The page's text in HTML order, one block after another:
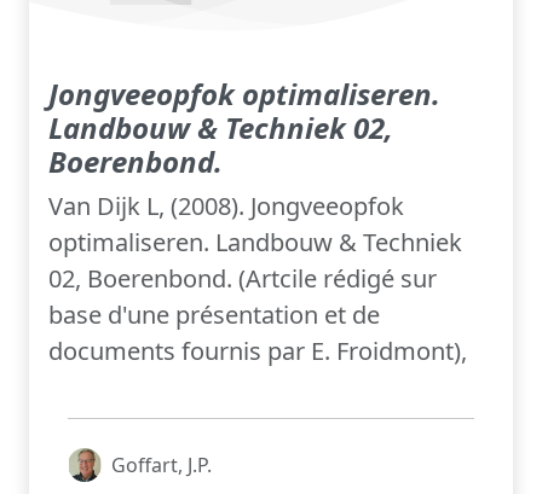
Jongveeopfok optimaliseren.
Landbouw & Techniek 02,
Boerenbond.
Van Dijk L, (2008). Jongveeopfok
optimaliseren. Landbouw & Techniek
02, Boerenbond. (Artcile rédigé sur
base d'une présentation et de
documents fournis par E. Froidmont),
Goffart, J.P.